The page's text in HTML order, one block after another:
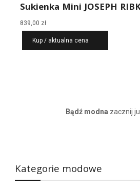
Sukienka Mini JOSEPH
839,00 zł
Kup / aktualna cena
Bądź modna zacznij
Kategorie modowe